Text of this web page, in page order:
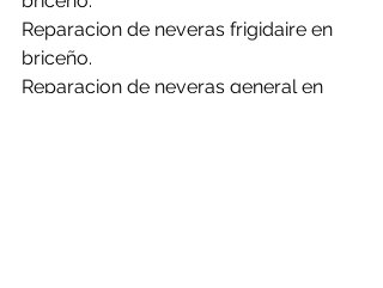
Reparacion de neveras frigidaire en
briceño.
Reparacion de neveras general en